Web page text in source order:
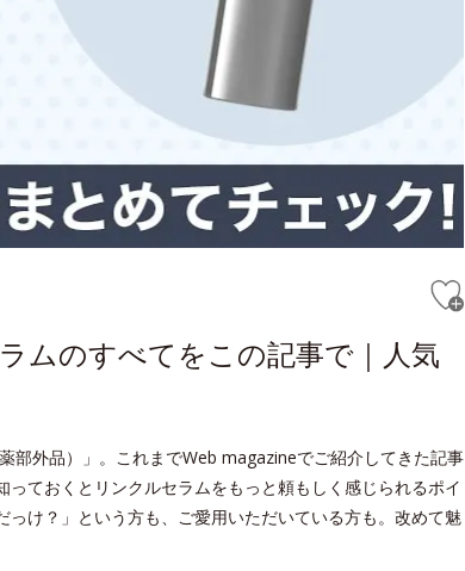
ムのすべてをこの記事で｜人気
外品）」。これまでWeb magazineでご紹介してきた記事
ておくとリンクルセラムをもっと頼もしく感じられるポイ
け？」という方も、ご愛用いただいている方も。改めて魅